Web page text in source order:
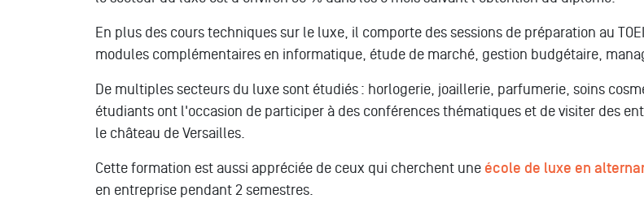
En plus des cours techniques sur le luxe, il comporte des sessions de préparation au
modules complémentaires en informatique, étude de marché, gestion budgétaire,
De multiples secteurs du luxe sont étudiés : horlogerie, joaillerie, parfumerie, soins
étudiants ont l'occasion de participer à des conférences thématiques et de visiter des
le château de Versailles.
Cette formation est aussi appréciée de ceux qui cherchent une école de luxe en
en entreprise pendant 2 semestres.